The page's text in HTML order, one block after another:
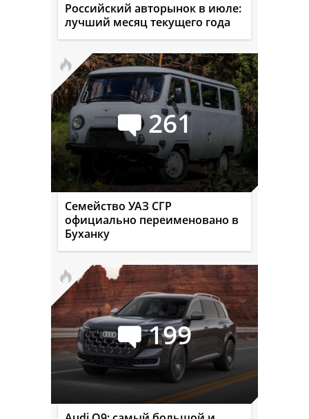
Российский авторынок в июле:
лучший месяц текущего года
261
Семейство УАЗ СГР
официально переименовано в
Буханку
199